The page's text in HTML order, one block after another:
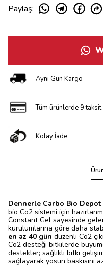
Paylaş:
Aynı Gün Kargo
Tüm ürünlerde 9 taksit
Kolay İade
Dennerle Carbo Bio Depot
bio Co2 sistemi için
Constant Gel sayesinde
kurulumlarına göre daha
en az 40 gün düzenli Co2
Co2 desteği bitkilerde
destekler; sağlıklı bitki
sağlayarak yosun baskısını